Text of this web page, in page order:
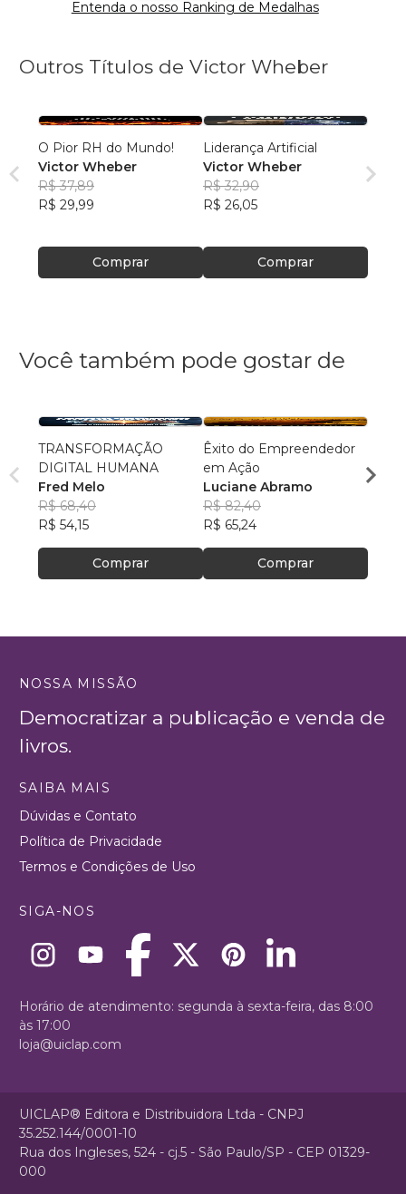
Entenda o nosso Ranking de Medalhas
Outros Títulos de Victor Wheber
O Pior RH do Mundo!
Victor Wheber
R$ 37,89
R$ 29,99
Comprar
Liderança Artificial
Victor Wheber
R$ 32,90
R$ 26,05
Comprar
Você também pode gostar de
TRANSFORMAÇÃO
DIGITAL HUMANA
Fred Melo
R$ 68,40
R$ 54,15
Comprar
Êxito do Empreendedor
em Ação
Luciane Abramo
R$ 82,40
R$ 65,24
Comprar
R$
NOSSA MISSÃO
Democratizar a publicação e venda de
livros.
SAIBA MAIS
Dúvidas e Contato
Política de Privacidade
Termos e Condições de Uso
SIGA-NOS
Horário de atendimento: segunda à sexta-feira, das 8:00
às 17:00
loja@uiclap.com
UICLAP® Editora e Distribuidora Ltda - CNPJ
35.252.144/0001-10
Rua dos Ingleses, 524 - cj.5 - São Paulo/SP - CEP 01329-
000